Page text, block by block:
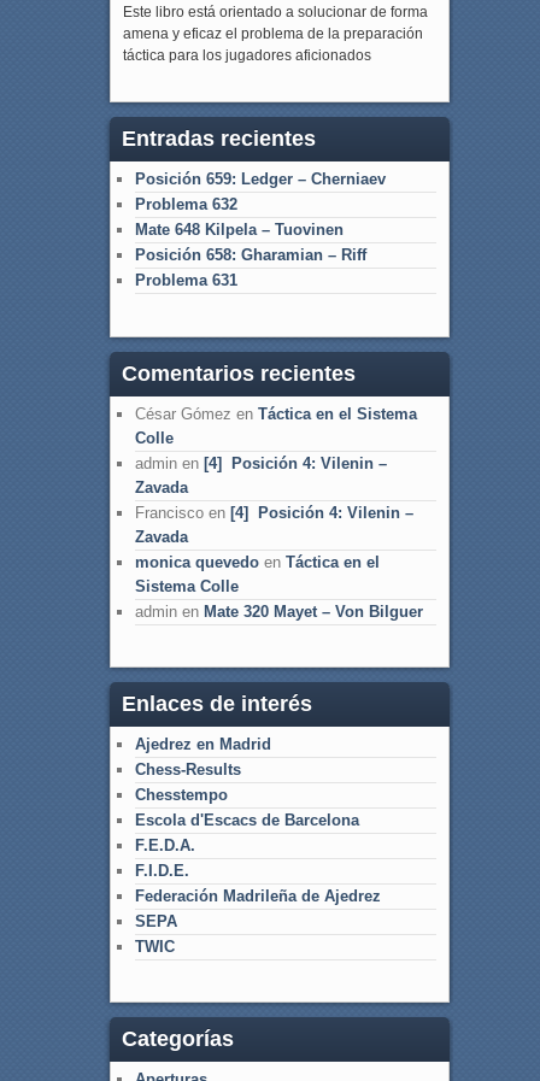
Este libro está orientado a solucionar de forma
amena y eficaz el problema de la preparación
táctica para los jugadores aficionados
Entradas recientes
Posición 659: Ledger – Cherniaev
Problema 632
Mate 648 Kilpela – Tuovinen
Posición 658: Gharamian – Riff
Problema 631
Comentarios recientes
César Gómez en Táctica en el Sistema
Colle
adminen [4] Posición 4: Vilenin –
Zavada
Franciscoen [4] Posición 4: Vilenin –
Zavada
monica quevedoen Táctica en el
Sistema Colle
adminen Mate 320 Mayet – Von Bilguer
Enlaces de interés
Ajedrez en Madrid
Chess-Results
Chesstempo
Escola d'Escacs de Barcelona
F.E.D.A.
F.I.D.E.
Federación Madrileña de Ajedrez
SEPA
TWIC
Categorías